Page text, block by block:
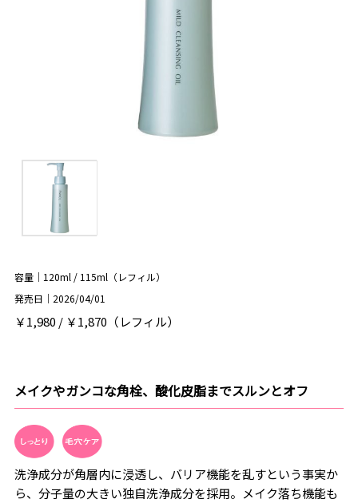
容量｜120ml / 115ml（レフィル）
発売日｜2026/04/01
￥1,980 / ￥1,870（レフィル）
メイクやガンコな角栓、酸化皮脂までスルンとオフ
洗浄成分が角層内に浸透し、バリア機能を乱すという事実か
ら、分子量の大きい独自洗浄成分を採用。メイク落ち機能も